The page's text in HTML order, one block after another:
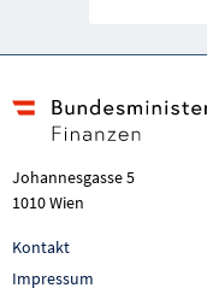
Johannesgasse 5
1010 Wien
Kontakt
Impressum